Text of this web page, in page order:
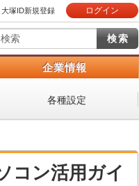
大塚ID新規登録 ログイン
企業情報
各種設定
コン活用ガイ